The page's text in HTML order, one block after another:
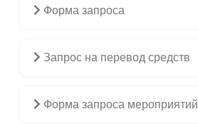
Форма запроса
Запрос на перевод средств
Форма запроса мероприятий